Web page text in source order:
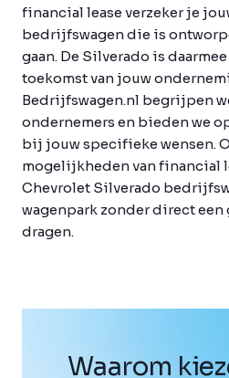
financial lease verzeker je
bedrijfswagen die is
gaan. De Silverado is
toekomst van jouw
Bedrijfswagen.nl begrijpen
ondernemers en bieden we
bij jouw specifieke wensen.
mogelijkheden van financial
Chevrolet Silverado
wagenpark zonder direct
dragen.
Waarom